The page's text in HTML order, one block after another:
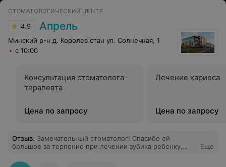
СТОМАТОЛОГИЧЕСКИЙ ЦЕНТР
4.9 Апрель
Минский р-н д. Королев стан ул. Солнечная, 1
с 10:00
Консультация стоматолога-
терапевта
Цена по запросу
Лечение кариеса
Цена по запросу
Отзыв. Замечательный стоматолог! Спасибо ей
большое за терпение при лечении зубика ребенку,
успокаивала и всё объясняла!
Еще